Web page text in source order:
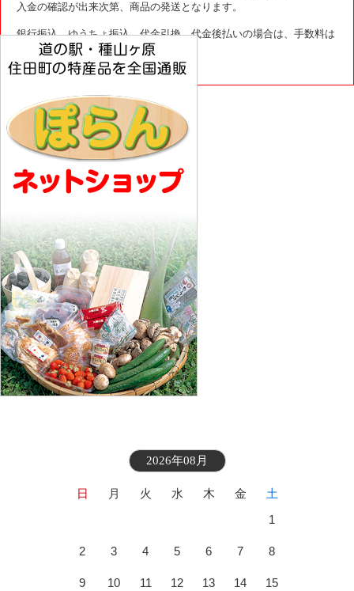
入金の確認が出来次第、商品の発送となります。
銀行振込、ゆうちょ振込、代金引換、代金後払いの場合は、手数料は
お客様負担となります。
2026年08月
日 月 火 水 木 金
土
1
2 3 4 5 6 7 8
9 10 11 12 13 14 15